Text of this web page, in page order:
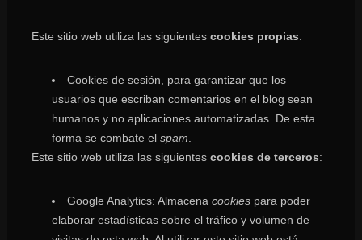
Este sitio web utiliza las siguientes cookies propias:
Cookies de sesión, para garantizar que los
usuarios que escriban comentarios en el blog sean
humanos y no aplicaciones automatizadas. De esta
forma se combate el spam
Este sitio web utiliza las siguientes cookies de terceros:
Google Analytics: Almacena cookiespara poder
elaborar estadísticas sobre el tráfico y volumen de